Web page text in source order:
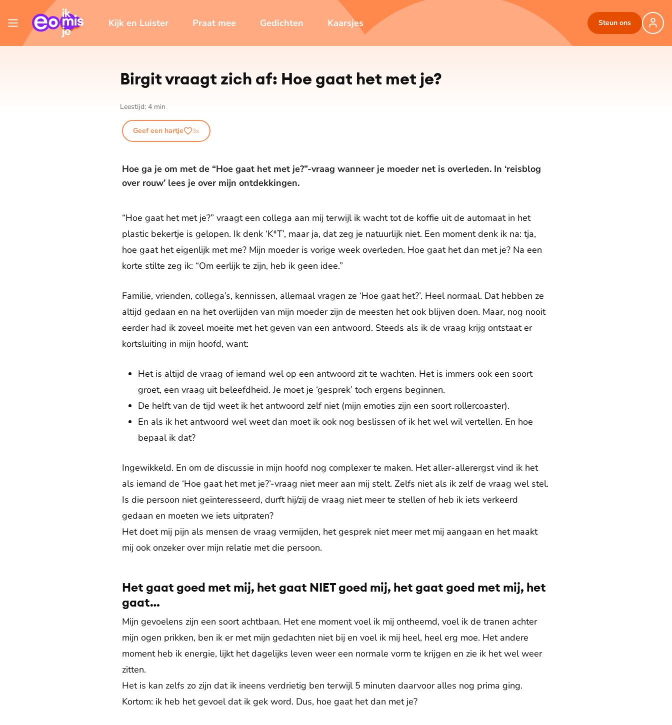
Kijk en Luister Praat mee Gedichten Kaarsjes Steun ons
Birgit vraagt zich af: Hoe gaat het met je?
Leestijd: 4 min
Geef een hartje 3x
Hoe ga je om met de “Hoe gaat het met je?”-vraag wanneer je moeder net is overleden. In ‘reisblog
over rouw’ lees je over mijn ontdekkingen.
“Hoe gaat het met je?” vraagt een collega aan mij terwijl ik wacht tot de koffie uit de automaat in het
plastic bekertje is gelopen. Ik denk ‘K*T’, maar ja, dat zeg je natuurlijk niet. Een moment denk ik na: tja,
hoe gaat het eigenlijk met me? Mijn moeder is vorige week overleden. Hoe gaat het dan met je? Na een
korte stilte zeg ik: “Om eerlijk te zijn, heb ik geen idee.”
Familie, vrienden, collega’s, kennissen, allemaal vragen ze ‘Hoe gaat het?’. Heel normaal. Dat hebben ze
altijd gedaan en na het overlijden van mijn moeder zijn de meesten het ook blijven doen. Maar, nog nooit
eerder had ik zoveel moeite met het geven van een antwoord. Steeds als ik de vraag krijg ontstaat er
kortsluiting in mijn hoofd, want:
Het is altijd de vraag of iemand wel op een antwoord zit te wachten. Het is immers ook een soort
groet, een vraag uit beleefdheid. Je moet je ‘gesprek’ toch ergens beginnen.
De helft van de tijd weet ik het antwoord zelf niet (mijn emoties zijn een soort rollercoaster).
En als ik het antwoord wel weet dan moet ik ook nog beslissen of ik het wel wil vertellen. En hoe
bepaal ik dat?
Ingewikkeld. En om de discussie in mijn hoofd nog complexer te maken. Het aller-allerergst vind ik het
als iemand de ‘Hoe gaat het met je?’-vraag niet meer aan mij stelt. Zelfs niet als ik zelf de vraag wel stel.
Is die persoon niet geïnteresseerd, durft hij/zij de vraag niet meer te stellen of heb ik iets verkeerd
gedaan en moeten we iets uitpraten?
Het doet mij pijn als mensen de vraag vermijden, het gesprek niet meer met mij aangaan en het maakt
mij ook onzeker over mijn relatie met die persoon.
Het gaat goed met mij, het gaat NIET goed mij, het gaat goed met mij, het
gaat…
Mijn gevoelens zijn een soort achtbaan. Het ene moment voel ik mij ontheemd, voel ik de tranen achter
mijn ogen prikken, ben ik er met mijn gedachten niet bij en voel ik mij heel, heel erg moe. Het andere
moment heb ik energie, lijkt het dagelijks leven weer een normale vorm te krijgen en zie ik het wel weer
zitten.
Het is kan zelfs zo zijn dat ik ineens verdrietig ben terwijl 5 minuten daarvoor alles nog prima ging.
Kortom: ik heb het gevoel dat ik gek word. Dus, hoe gaat het dan met je?